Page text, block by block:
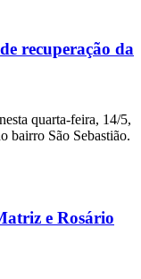
recuperação da
quarta-feira, 14/5,
bairro São Sebastião.
e Rosário